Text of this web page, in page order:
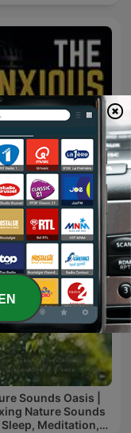
Anxious Truth - A
Anxiety, and Mental
Health Podcast
Sounds Oasis |
Nature Sounds
Sleep, Meditation,